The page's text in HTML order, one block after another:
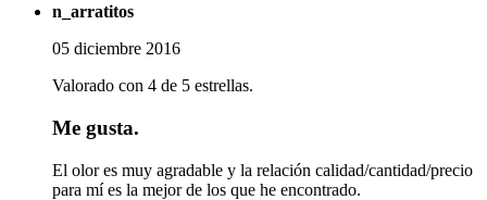
n_arratitos
05 diciembre 2016
Valorado con 4 de 5 estrellas.
Me gusta.
El olor es muy agradable y la relación calidad/cantidad/precio
para mí es la mejor de los que he encontrado.